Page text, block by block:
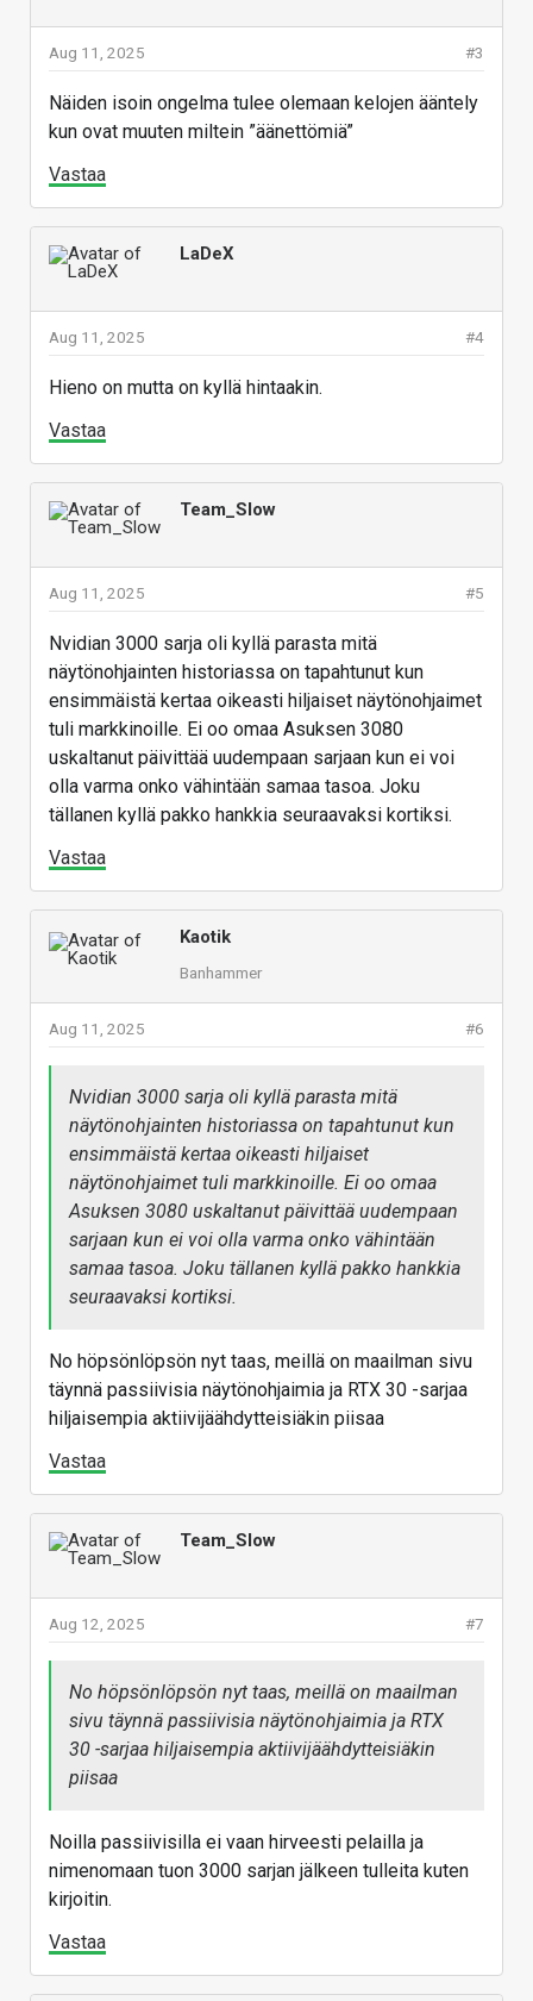
#3
Aug 11, 2025
Näiden isoin ongelma tulee olemaan kelojen ääntely
kun ovat muuten miltein ”äänettömiä”
Vastaa
LaDeX
#4
Aug 11, 2025
Hieno on mutta on kyllä hintaakin.
Vastaa
Team_Slow
#5
Aug 11, 2025
Nvidian 3000 sarja oli kyllä parasta mitä
näytönohjainten historiassa on tapahtunut kun
ensimmäistä kertaa oikeasti hiljaiset näytönohjaimet
tuli markkinoille. Ei oo omaa Asuksen 3080
uskaltanut päivittää uudempaan sarjaan kun ei voi
olla varma onko vähintään samaa tasoa. Joku
tällanen kyllä pakko hankkia seuraavaksi kortiksi.
Vastaa
Kaotik
Banhammer
#6
Aug 11, 2025
Nvidian 3000 sarja oli kyllä parasta mitä
näytönohjainten historiassa on tapahtunut kun
ensimmäistä kertaa oikeasti hiljaiset
näytönohjaimet tuli markkinoille. Ei oo omaa
Asuksen 3080 uskaltanut päivittää uudempaan
sarjaan kun ei voi olla varma onko vähintään
samaa tasoa. Joku tällanen kyllä pakko hankkia
seuraavaksi kortiksi.
No höpsönlöpsön nyt taas, meillä on maailman sivu
täynnä passiivisia näytönohjaimia ja RTX 30 -sarjaa
hiljaisempia aktiivijäähdytteisiäkin piisaa
Vastaa
Team_Slow
#7
Aug 12, 2025
No höpsönlöpsön nyt taas, meillä on maailman
sivu täynnä passiivisia näytönohjaimia ja RTX
30 -sarjaa hiljaisempia aktiivijäähdytteisiäkin
piisaa
Noilla passiivisilla ei vaan hirveesti pelailla ja
nimenomaan tuon 3000 sarjan jälkeen tulleita kuten
kirjoitin.
Vastaa